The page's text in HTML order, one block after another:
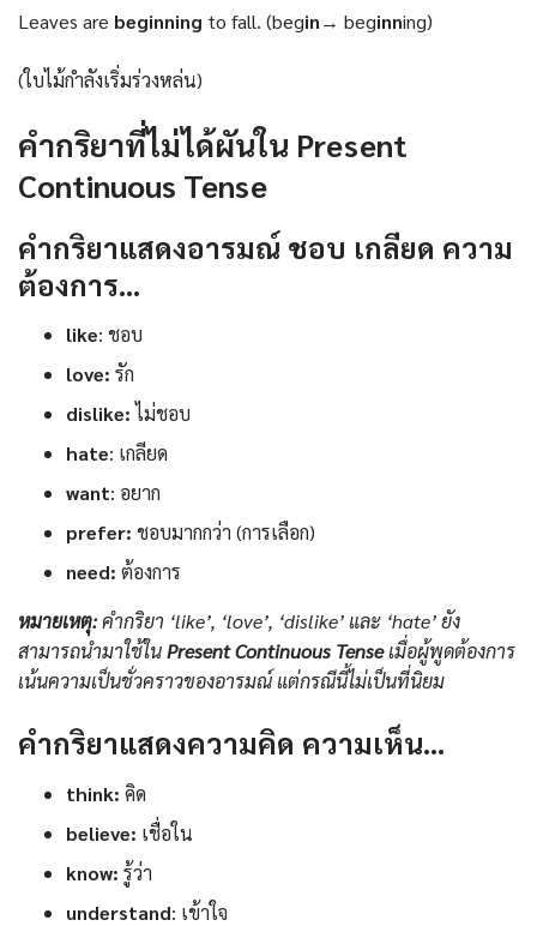
Leaves are beginning to fall. (begin→ beginning)
(ใบไม้กำลังเริ่มร่วงหล่น)
คำกริยาที่ไม่ได้ผันใน Present
Continuous Tense
คำกริยาแสดงอารมณ์ ชอบ เกลียด ความ
ต้องการ…
like: ชอบ
love: รัก
dislike:ไม่ชอบ
hate: เกลียด
want: อยาก
prefer: ชอบมากกว่า (การเลือก)
need: ต้องการ
หมายเหตุ:คำกริยา ‘like’, ‘love’, ‘dislike’ และ ‘hate’ ยัง
สามารถนำมาใช้ในPresent Continuous Tenseเมื่อผู้พูดต้องการ
เน้นความเป็นชั่วคราวของอารมณ์ แต่กรณีนี้ไม่เป็นที่นิยม
คำกริยาแสดงความคิด ความเห็น…
think: คิด
believe: เชื่อใน
know: รู้ว่า
understand: เข้าใจ